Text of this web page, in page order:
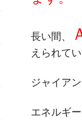
長い間、
えられて
ジャイア
エネルギ